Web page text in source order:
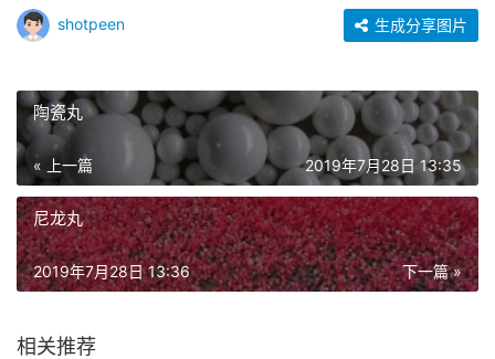
shotpeen 生成分享图片
陶瓷丸
« 上一篇 2019年7月28日 13:35
尼龙丸
下一篇 »
2019年7月28日 13:36
相关推荐